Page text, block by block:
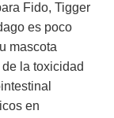
Fido, Tigger
es poco
mascota
la toxicidad
en